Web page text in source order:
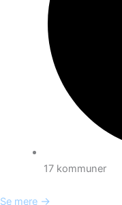
17 kommuner
Se mere →